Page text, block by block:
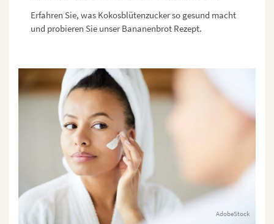
Erfahren Sie, was Kokosblütenzucker so gesund macht
und probieren Sie unser Bananenbrot Rezept.
AdobeStock